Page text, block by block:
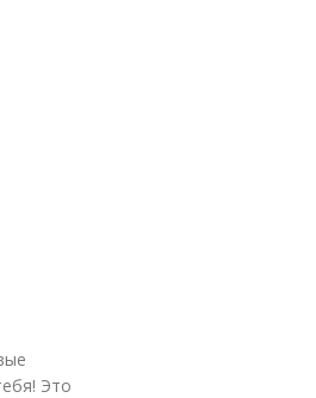
Это